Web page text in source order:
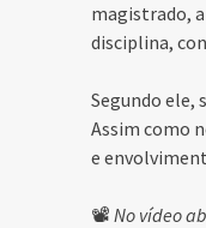
magistrado,
disciplina,
Segundo ele,
Assim como
e
📽️ No vídeo